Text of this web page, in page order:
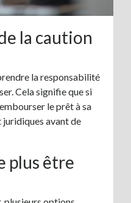
la caution
la responsabilité
Cela signifie que si
le prêt à sa
avant de
plus être